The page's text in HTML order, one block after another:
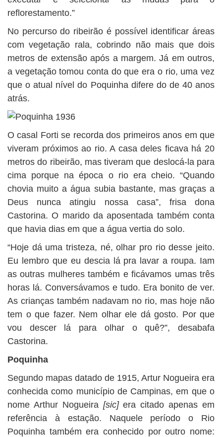
reflorestamento.”
No percurso do ribeirão é possível identificar áreas
com vegetação rala, cobrindo não mais que dois
metros de extensão após a margem. Já em outros,
a vegetação tomou conta do que era o rio, uma vez
que o atual nível do Poquinha difere do de 40 anos
atrás.
O casal Forti se recorda dos primeiros anos em que
viveram próximos ao rio. A casa deles ficava há 20
metros do ribeirão, mas tiveram que deslocá-la para
cima porque na época o rio era cheio. “Quando
chovia muito a água subia bastante, mas graças a
Deus nunca atingiu nossa casa”, frisa dona
Castorina. O marido da aposentada também conta
que havia dias em que a água vertia do solo.
“Hoje dá uma tristeza, né, olhar pro rio desse jeito.
Eu lembro que eu descia lá pra lavar a roupa. Iam
as outras mulheres também e ficávamos umas três
horas lá. Conversávamos e tudo. Era bonito de ver.
As crianças também nadavam no rio, mas hoje não
tem o que fazer. Nem olhar ele dá gosto. Por que
vou descer lá para olhar o quê?”, desabafa
Castorina.
Poquinha
Segundo mapas datado de 1915, Artur Nogueira era
conhecida como município de Campinas, em que o
nome Arthur Nogueira [sic]era citado apenas em
referência à estação. Naquele período o Rio
Poquinha também era conhecido por outro nome: